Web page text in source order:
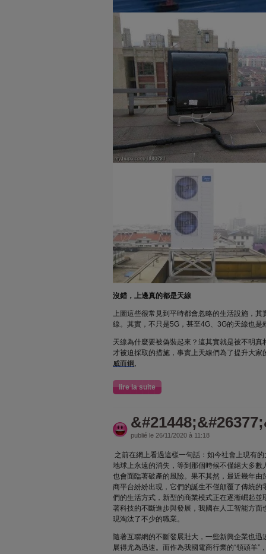
沒錯，上邊真的都是天線
上圖這些很常見到平時都會忽略的生活設施，
線。其實，不只是5G，甚至4G、3G的天線也
天線為什麼要被偽裝起來？這其實就是被不明
才被迫採取的措施，事實上天線們為了提升大家
威而鋼
lire la suite
publié le 26/11/2020 à 11:18
之前在網上看過這樣一句話：如今社會上現有
地球上永遠的消失，等到那個時候不僅絕大多
也會面臨著破產的風險。果不其然，最近幾年
商平台紛紛出現，它們的誕生不僅顛覆了傳統
們的生活方式，新型的商業模式正在逐漸崛起
著科技的不斷進步與發展，我國在人工智能方
現淘汰了不少的職業。
隨著互聯網的不斷發展壯大，一些新興企業也
展得尤為迅速。而作為我國電商行業的“領頭羊”